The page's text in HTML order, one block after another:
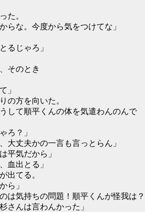
た。
らな。今度から気をつけてな」
るじゃろ」
そのとき
」
方を向いた。
して順平くんの体を気遣わんのんで
ろ？」
大丈夫かの一言も言っとらん」
平気だから」
血出とる」
出てる。
ら」
は気持ちの問題！順平くんが怪我は？
さんは言わんかった」